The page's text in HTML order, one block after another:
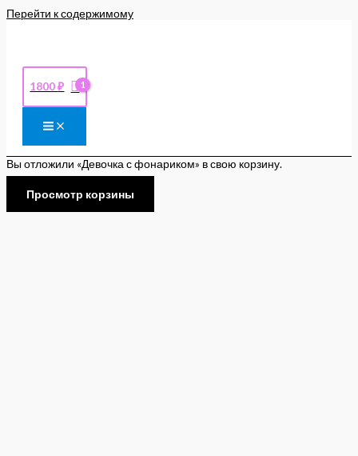
Перейти к содержимому
1800₽
Вы отложили «Девочка с фонариком» в свою корзину.
Просмотр корзины